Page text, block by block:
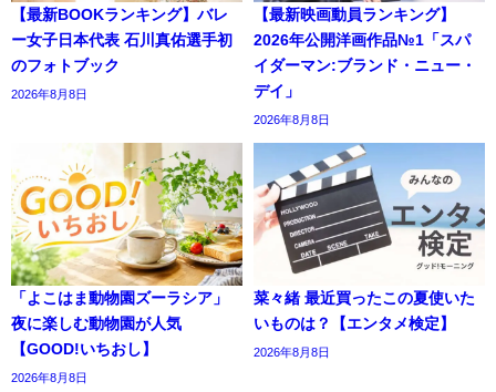
【最新BOOKランキング】バレ
ー女子日本代表 石川真佑選手初
のフォトブック
2026年8月8日
【最新映画動員ランキング】
2026年公開洋画作品№1「スパ
イダーマン:ブランド・ニュー・
デイ」
2026年8月8日
「よこはま動物園ズーラシア」
夜に楽しむ動物園が人気
【GOOD!いちおし】
2026年8月8日
菜々緒 最近買ったこの夏使いた
いものは？【エンタメ検定】
2026年8月8日